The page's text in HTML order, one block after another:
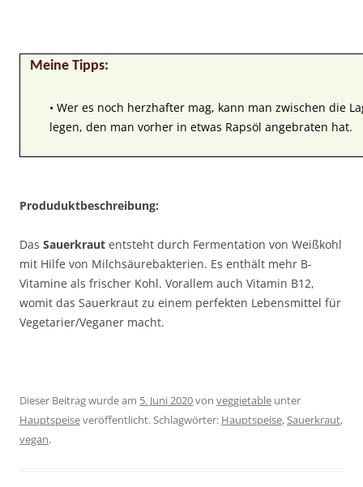
Meine Tipps:
• Wer es noch herzhafter mag, kann man zwischen die
legen, den man vorher in etwas Rapsöl angebraten hat.
Produduktbeschreibung:
Das Sauerkraut entsteht durch Fermentation von Weißkohl
mit Hilfe von Milchsäurebakterien. Es enthält mehr B-
Vitamine als frischer Kohl. Vorallem auch Vitamin B12,
womit das Sauerkraut zu einem perfekten Lebensmittel für
Vegetarier/Veganer macht.
Dieser Beitrag wurde am 5. Juni 2020von veggietable unter
Hauptspeiseveröffentlicht. Schlagwörter: Hauptspeise,Sauerkraut,
vegan.